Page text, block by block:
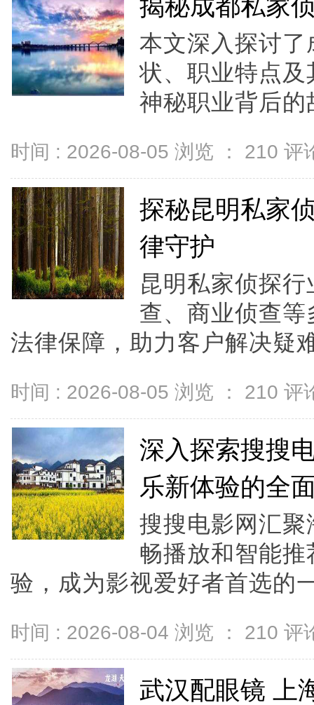
揭秘成都私家
本文深入探讨
状、职业特点
神秘职业背后
时间 : 2026-08-05 浏览 ： 210 评
探秘昆明私家
律守护
昆明私家侦探
查、商业侦查
法律保障，助力客户解决疑
时间 : 2026-08-05 浏览 ： 210 评
深入探索搜搜
乐新体验的全
搜搜电影网汇
畅播放和智能
验，成为影视爱好者首选的
时间 : 2026-08-04 浏览 ： 210 评
武汉配眼镜 上